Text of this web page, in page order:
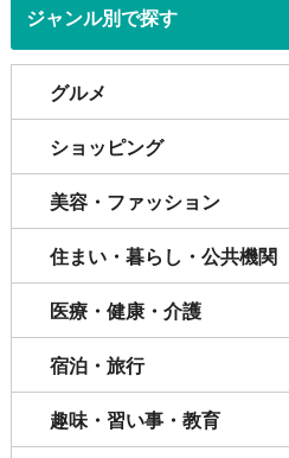
ジャンル別で探す
グルメ
ショッピング
美容・ファッション
住まい・暮らし・公共機関
医療・健康・介護
宿泊・旅行
趣味・習い事・教育